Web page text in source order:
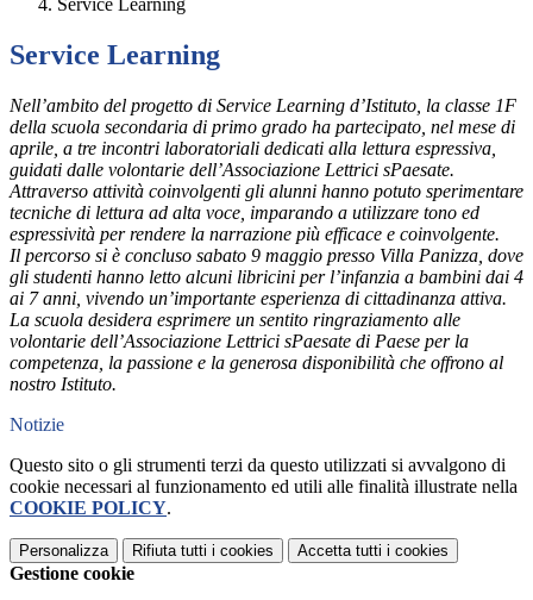
Service Learning
Service Learning
Nell’ambito del progetto di Service Learning d’Istituto, la classe 1F
della scuola secondaria di primo grado ha partecipato, nel mese di
aprile, a tre incontri laboratoriali dedicati alla lettura espressiva,
guidati dalle volontarie dell’Associazione Lettrici sPaesate.
Attraverso attività coinvolgenti gli alunni hanno potuto sperimentare
tecniche di lettura ad alta voce, imparando a utilizzare tono ed
espressività per rendere la narrazione più efficace e coinvolgente.
Il percorso si è concluso sabato 9 maggio presso Villa Panizza , dove
gli studenti hanno letto alcuni libricini per l’infanzia a bambini dai 4
ai 7 anni, vivendo un’importante esperienza di cittadinanza attiva.
La scuola desidera esprimere un sentito ringraziamento alle
volontarie dell’Associazione Lettrici sPaesate di Paese per la
competenza, la passione e la generosa disponibilità che offrono al
nostro Istituto.
Notizie
Questo sito o gli strumenti terzi da questo utilizzati si avvalgono di
cookie necessari al funzionamento ed utili alle finalità illustrate nella
COOKIE POLICY.
Personalizza Rifiuta tutti i cookies Accetta tutti i cookies
Gestione cookie